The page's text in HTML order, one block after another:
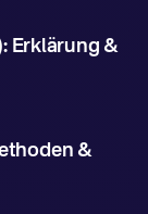
Erklärung &
&